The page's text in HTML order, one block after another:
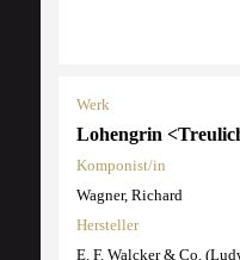
Werk
Lohengrin
Komponist/in
Wagner, Richard
Hersteller
E. F. Walcker & Co.